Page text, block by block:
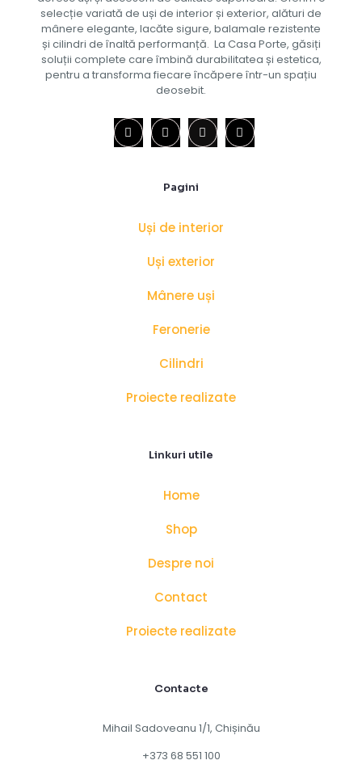
selecție variată de uși de interior și exterior, alături de
mânere elegante, lacăte sigure, balamale rezistente
și cilindri de înaltă performanță. La Casa Porte, găsiți
soluții complete care îmbină durabilitatea și estetica,
pentru a transforma fiecare încăpere într-un spațiu
deosebit.
Pagini
Uși de interior
Uși exterior
Mânere uși
Feronerie
Cilindri
Proiecte realizate
Linkuri utile
Home
Shop
Despre noi
Contact
Proiecte realizate
Contacte
Mihail Sadoveanu 1/1, Chișinău
+373 68 551 100